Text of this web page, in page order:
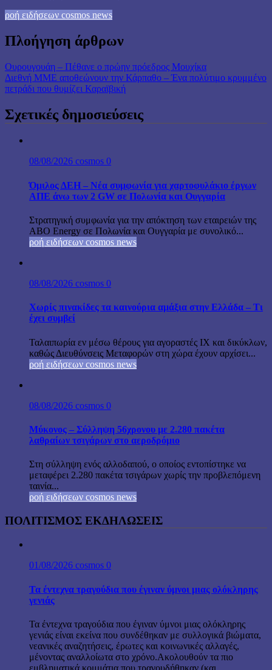
ροή ειδήσεων cosmos news
Πλοήγηση άρθρων
Ουρουγουάη – Πέθανε ο πρώην πρόεδρος Μουχίκα
Διεθνή ΜΜΕ αποθεώνουν την Κάρπαθο – Ένα πολύτιμο κρυμμένο
πετράδι που θυμίζει Καραϊβική
Σχετικές δημοσιεύσεις
08/08/2026 cosmos 0
Όμιλος ΔΕΗ – Νέα συμφωνία για χαρτοφυλάκιο έργων
ΑΠΕ άνω των 2 GW σε Πολωνία και Ουγγαρία
Στρατηγική συμφωνία για την απόκτηση των εταιρειών της
ABO Energy σε Πολωνία και Ουγγαρία με συνολικό...
ροή ειδήσεων cosmos news
08/08/2026 cosmos 0
Χωρίς πινακίδες τα καινούρια αμάξια στην Ελλάδα – Τι
έχει συμβεί
Ταλαιπωρία εν μέσω θέρους για αγοραστές ΙΧ και δικύκλων,
καθώς Διευθύνσεις Μεταφορών στη χώρα έχουν αρχίσει...
ροή ειδήσεων cosmos news
08/08/2026 cosmos 0
Μύκονος – Σύλληψη 56χρονου με 2.280 πακέτα
λαθραίων τσιγάρων στο αεροδρόμιο
Στη σύλληψη ενός αλλοδαπού, ο οποίος εντοπίστηκε να
μεταφέρει 2.280 πακέτα τσιγάρων χωρίς την προβλεπόμενη
ταινία...
ροή ειδήσεων cosmos news
ΠΟΛΙΤΙΣΜΟΣ ΕΚΔΗΛΩΣΕΙΣ
01/08/2026 cosmos 0
Τα έντεχνα τραγούδια που έγιναν ύμνοι μιας ολόκληρης
γενιάς
Τα έντεχνα τραγούδια που έγιναν ύμνοι μιας ολόκληρης
γενιάς είναι εκείνα που συνδέθηκαν με συλλογικά βιώματα,
νεανικές αναζητήσεις, έρωτες και κοινωνικές αλλαγές,
μένοντας αναλλοίωτα στο χρόνο.Ακολουθούν τα πιο
εμβληματικά κομμάτια που τραγουδήθηκαν (και